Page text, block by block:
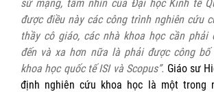
sứ mạng, tầm nhìn của Đại học Kinh tế
được điều này các công trình nghiên cứu
thầy cô giáo, các nhà khoa học cần phải
đến và xa hơn nữa là phảiđượccông bố
khoa học quốc tếISI và Scopus”. Giáo sư
định nghiên cứu khoa học là một trong